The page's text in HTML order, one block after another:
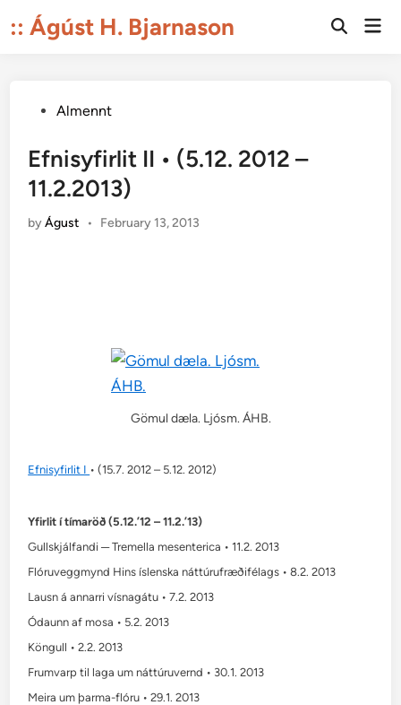
to:: Ágúst H. Bjarnason
Open
PostedAlmennt
Efnisyfirlit II • (5.12. 2012 –
11.2.2013)
byÁgust • February 13, 2013
Gömul dæla. Ljósm. ÁHB.
Efnisyfirlit I • (15.7. 2012 – 5.12. 2012)
Yfirlit í tímaröð (5.12.’12 – 11.2.’13)
Gullskjálfandi ─ Tremella mesenterica • 11.2. 2013
Flóruveggmynd Hins íslenska náttúrufræðifélags • 8.2. 2013
Lausn á annarri vísnagátu • 7.2. 2013
Ódaunn af mosa • 5.2. 2013
Köngull • 2.2. 2013
Frumvarp til laga um náttúruvernd • 30.1. 2013
Meira um þarma-flóru • 29.1. 2013